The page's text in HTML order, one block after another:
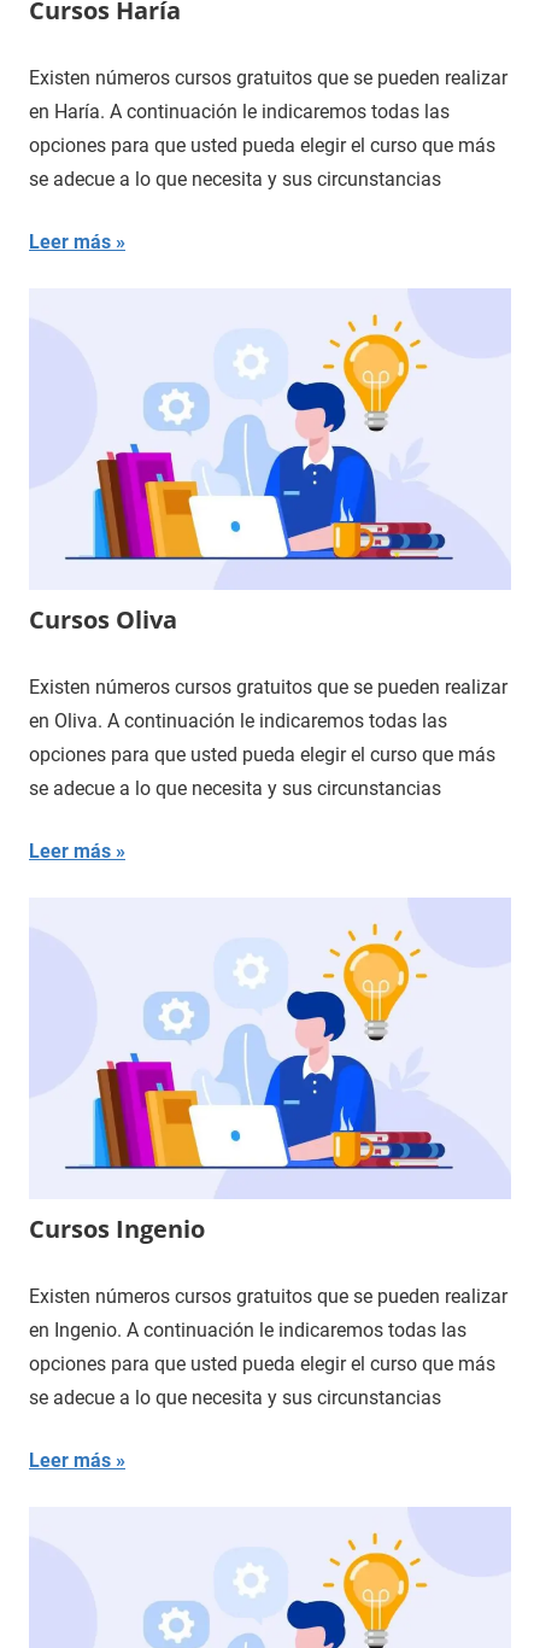
Cursos Haría
Existen números cursos gratuitos que se pueden realizar
en Haría. A continuación le indicaremos todas las
opciones para que usted pueda elegir el curso que más
se adecue a lo que necesita y sus circunstancias
Leer más
Cursos Oliva
Existen números cursos gratuitos que se pueden realizar
en Oliva. A continuación le indicaremos todas las
opciones para que usted pueda elegir el curso que más
se adecue a lo que necesita y sus circunstancias
Leer más
Cursos Ingenio
Existen números cursos gratuitos que se pueden realizar
en Ingenio. A continuación le indicaremos todas las
opciones para que usted pueda elegir el curso que más
se adecue a lo que necesita y sus circunstancias
Leer más